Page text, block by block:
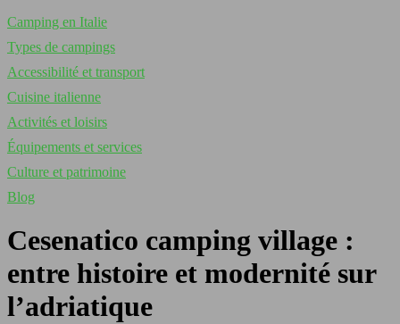
Camping en Italie
Types de campings
Accessibilité et transport
Cuisine italienne
Activités et loisirs
Équipements et services
Culture et patrimoine
Blog
Cesenatico camping village :
entre histoire et modernité sur
l’adriatique